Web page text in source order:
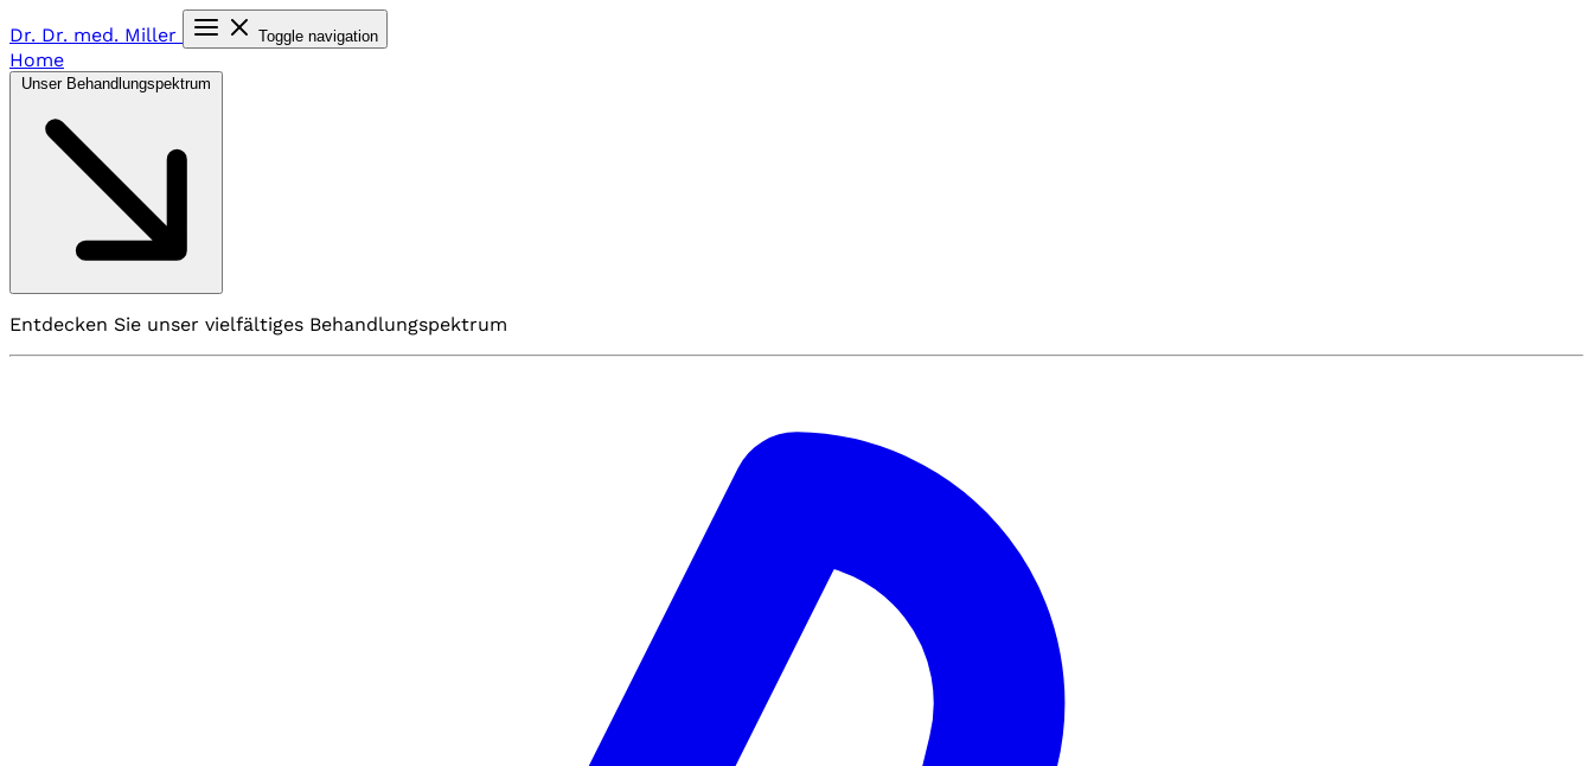
Dr. Dr. med. Miller Toggle navigation
Home
Entdecken Sie unser vielfältiges Behandlungspektrum